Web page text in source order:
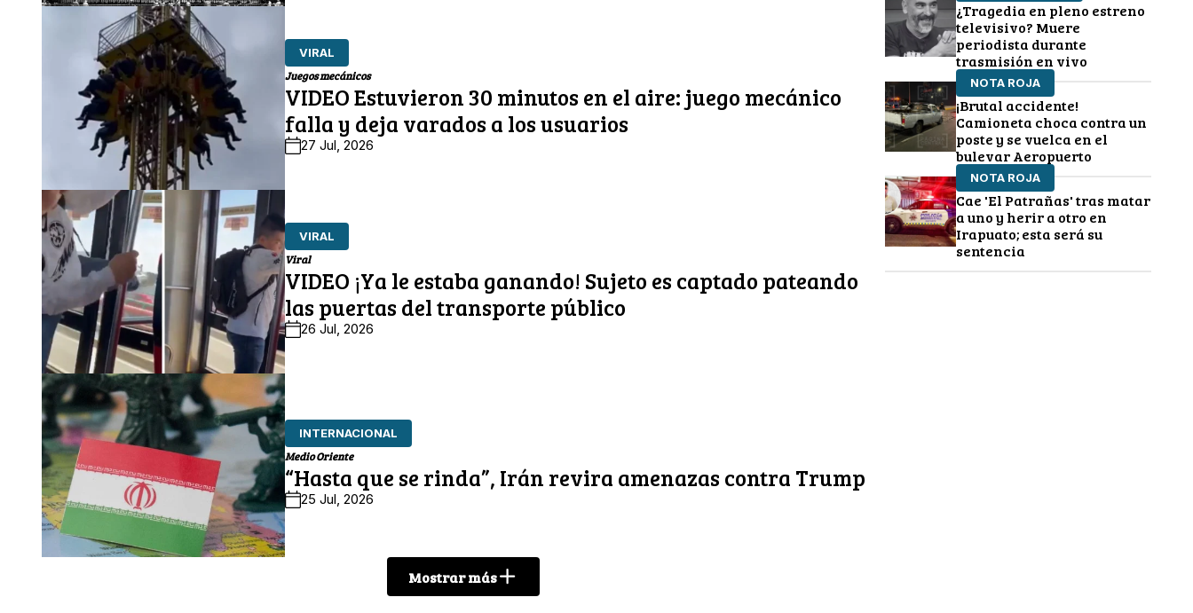
VIRAL
Juegos mecánicos
VIDEO Estuvieron 30 minutos en el aire: juego mecánico
falla y deja varados a los usuarios
27 Jul, 2026
VIRAL
Viral
VIDEO ¡Ya le estaba ganando! Sujeto es captado pateando
las puertas del transporte público
26 Jul, 2026
INTERNACIONAL
Medio Oriente
“Hasta que se rinda”, Irán revira amenazas contra Trump
25 Jul, 2026
Mostrar más
¿Tragedia en pleno estreno
televisivo? Muere
periodista durante
trasmisión en vivo
NOTA ROJA
¡Brutal accidente!
Camioneta choca contra un
poste y se vuelca en el
bulevar Aeropuerto
NOTA ROJA
Cae 'El Patrañas' tras matar
a uno y herir a otro en
Irapuato; esta será su
sentencia